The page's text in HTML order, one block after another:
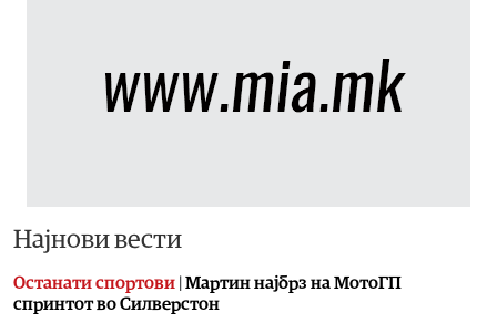
Најнови вести
Останати спортови Мартин најбрз на МотоГП
спринтот во Силверстон